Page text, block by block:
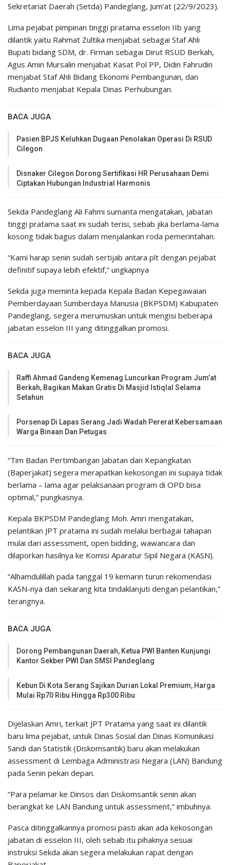
Sekretariat Daerah (Setda) Pandeglang, Jum’at (22/9/2023).
Lima pejabat pimpinan tinggi pratama esselon IIb yang
dilantik yaitu Rahmat Zultika menjabat sebagai Staf Ahli
Bupati bidang SDM, dr. Firman sebagai Dirut RSUD Berkah,
Agus Amin Mursalin menjabat Kasat Pol PP, Didin Fahrudin
menjabat Staf Ahli Bidang Ekonomi Pembangunan, dan
Rudianto menjabat Kepala Dinas Perhubungan.
BACA JUGA
Pasien BPJS Keluhkan Dugaan Penolakan Operasi Di RSUD
Cilegon
Disnaker Cilegon Dorong Sertifikasi HR Perusahaan Demi
Ciptakan Hubungan Industrial Harmonis
Sekda Pandeglang Ali Fahmi sumanta mengatakan, jabatan
tinggi pratama saat ini sudah terisi, sebab jika berlama-lama
kosong tidak bagus dalam menjalankan roda pemerintahan.
“Kami harap senin sudah sertijab antara plt dengan pejabat
definitif supaya lebih efektif,” ungkapnya
Sekda juga meminta kepada Kepala Badan Kepegawaian
Pemberdayaan Sumberdaya Manusia (BKPSDM) Kabupaten
Pandeglang, segera merumuskan untuk mengisi beberapa
jabatan esselon III yang ditinggalkan promosi.
BACA JUGA
Raffi Ahmad Gandeng Kemenag Luncurkan Program Jum’at
Berkah, Bagikan Makan Gratis Di Masjid Istiqlal Selama
Setahun
Porsenap Di Lapas Serang Jadi Wadah Pererat Kebersamaan
Warga Binaan Dan Petugas
“Tim Badan Pertimbangan Jabatan dan Kepangkatan
(Baperjakat) segera merapatkan kekosongan ini supaya tidak
berlama – lama agar pelaksanaan program di OPD bisa
optimal,” pungkasnya.
Kepala BKPSDM Pandeglang Moh. Amri mengatakan,
pelantikan JPT pratama ini sudah melalui berbagai tahapan
mulai dari assessment, open bidding, wawancara dan
dilaporkan hasilnya ke Komisi Aparatur Sipil Negara (KASN).
“Alhamdulillah pada tanggal 19 kemarin turun rekomendasi
KASN-nya dan sekarang kita tindaklanjuti dengan pelantikan,”
terangnya.
BACA JUGA
Dorong Pembangunan Daerah, Ketua PWI Banten Kunjungi
Kantor Sekber PWI Dan SMSI Pandeglang
Kebun Di Kota Serang Sajikan Durian Lokal Premium, Harga
Mulai Rp70 Ribu Hingga Rp300 Ribu
Dijelaskan Amri, terkait JPT Pratama yang saat ini dilantik
baru lima pejabat, untuk Dinas Sosial dan Dinas Komunikasi
Sandi dan Statistik (Diskomsantik) baru akan melakukan
assessment di Lembaga Administrasi Negara (LAN) Bandung
pada Senin pekan depan.
“Para pelamar ke Dinsos dan Diskomsantik senin akan
berangkat ke LAN Bandung untuk assessment,” imbuhnya.
Pasca ditinggalkannya promosi pasti akan ada kekosongan
jabatan di esselon III, oleh sebab itu pihaknya sesuai
instruksi Sekda akan segera melakukan rapat dengan